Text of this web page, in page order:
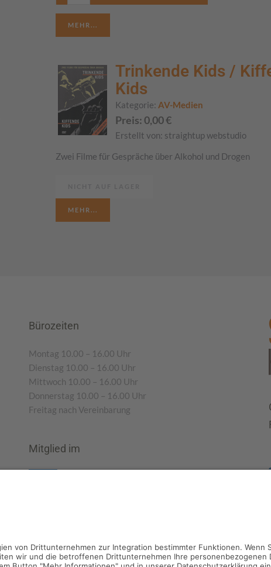
MEHR...
Trinkende Kids /
Kids
Kategorie:AV-Medien
Preis: 0,00€
Erstellt von: straightup webstudio
Zwei Filme für Gespräche über Alkohol und Drogen
MEHR...
Bürozeiten
Montag 10.00 – 16.00 Uhr
Dienstag 10.00 – 16.00 Uhr
Mittwoch 10.00 – 16.00 Uhr
Donnerstag 10.00 – 16.00 Uhr
Freitag nach Vereinbarung
Mitglied im